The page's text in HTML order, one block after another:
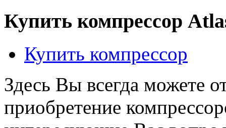
Купить компрессор
Купить компресcор
Здесь Вы всегда можете
приобретение